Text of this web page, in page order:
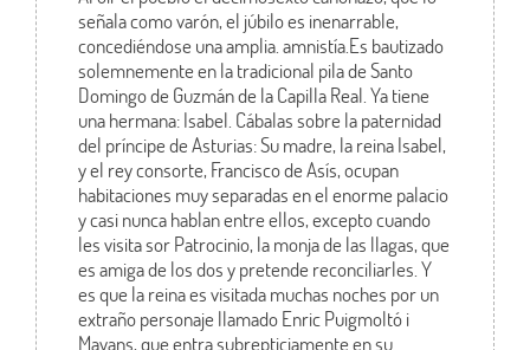
señala como varón, el júbilo es inenarrable,
concediéndose una amplia. amnistía.Es bautizado
solemnemente en la tradicional pila de Santo
Domingo de Guzmán de la Capilla Real. Ya tiene
una hermana: Isabel. Cábalas sobre la paternidad
del príncipe de Asturias: Su madre, la reina Isabel,
y el rey consorte, Francisco de Asís, ocupan
habitaciones muy separadas en el enorme palacio
y casi nunca hablan entre ellos, excepto cuando
les visita sor Patrocinio, la monja de las llagas, que
es amiga de los dos y pretende reconciliarles. Y
es que la reina es visitada muchas noches por un
extraño personaje llamado Enric Puigmoltó i
Mayans, que entra subrepticiamente en su